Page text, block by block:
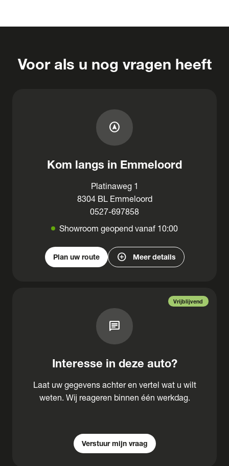
Voor als u nog vragen heeft
assistant_navigation
Kom langs in Emmeloord
Platinaweg 1
8304 BL Emmeloord
0527-697858
Showroom geopend vanaf 10:00
Plan uw route add_circle Meer details
Vrijblijvend
chat
Interesse in deze auto?
Laat uw gegevens achter en vertel wat u wilt
weten. Wij reageren binnen één werkdag.
Verstuur mijn vraag